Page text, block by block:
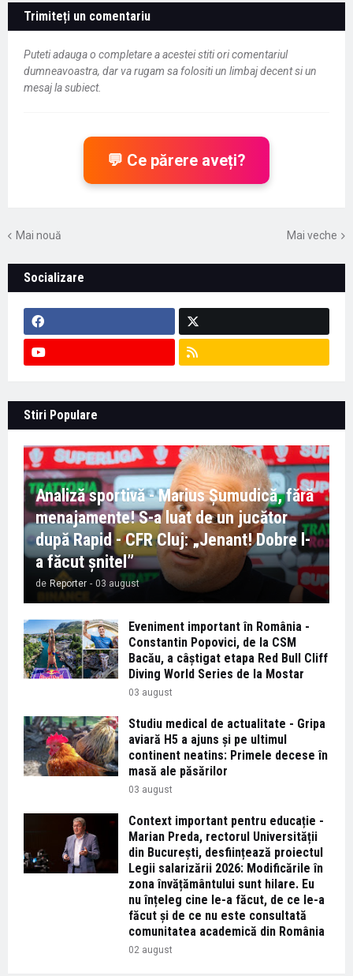
Trimiteți un comentariu
Puteti adauga o completare a acestei stiti ori comentariul
dumneavoastra, dar va rugam sa folositi un limbaj decent si un
mesaj la subiect.
💬 Ce părere aveți?
Mai nouă Mai veche
Socializare
Stiri Populare
Analiză sportivă - Marius Șumudică, fără
menajamente! S-a luat de un jucător
după Rapid - CFR Cluj: „Jenant! Dobre l-
a făcut șnitel”
de Reporter - 03 august
Eveniment important în România -
Constantin Popovici, de la CSM
Bacău, a câștigat etapa Red Bull Cliff
Diving World Series de la Mostar
03 august
Studiu medical de actualitate - Gripa
aviară H5 a ajuns și pe ultimul
continent neatins: Primele decese în
masă ale păsărilor
03 august
Context important pentru educație -
Marian Preda, rectorul Universității
din București, desființează proiectul
Legii salarizării 2026: Modificările în
zona învățământului sunt hilare. Eu
nu înțeleg cine le-a făcut, de ce le-a
făcut și de ce nu este consultată
comunitatea academică din România
02 august